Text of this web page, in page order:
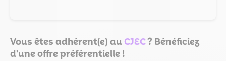
Vous êtes adhérent(e) au CJEC? Bénéficiez
d'une offre préférentielle !